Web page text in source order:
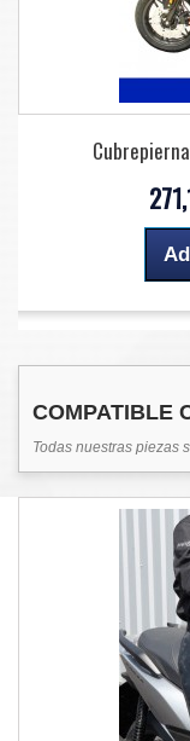
COMPATIBLE
Todas nuestras piezas